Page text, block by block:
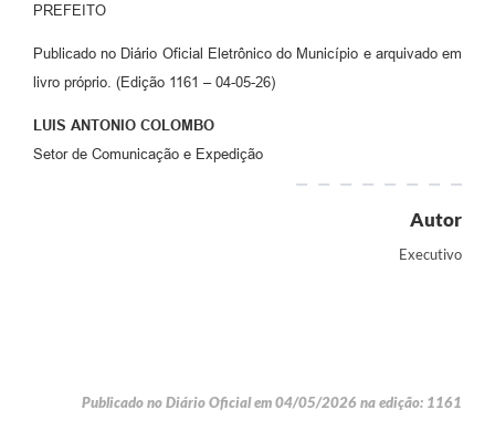
PREFEITO
Publicado no Diário Oficial Eletrônico do Município e arquivado em
livro próprio. (Edição 1161 – 04-05-26)
LUIS ANTONIO COLOMBO
Setor de Comunicação e Expedição
Autor
Executivo
Publicado no Diário Oficial em 04/05/2026 na edição: 1161